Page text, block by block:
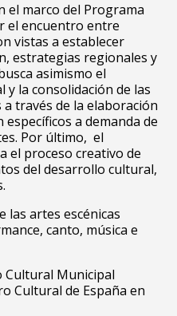
el marco del Programa
el encuentro entre
vistas a establecer
estrategias regionales y
asimismo el
la consolidación de las
través de la elaboración
a demanda de
Por último, el
el proceso creativo de
del desarrollo cultural,
las artes escénicas
canto, música e
Cultural Municipal
Cultural de España en